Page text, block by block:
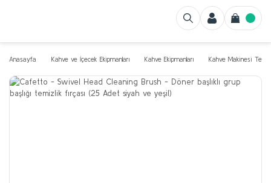
Anasayfa Kahve ve İçecek Ekipmanları Kahve Ekipmanları Kahve Makinesi